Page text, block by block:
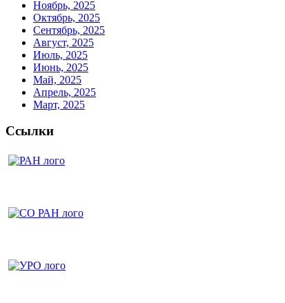
Ноябрь, 2025
Октябрь, 2025
Сентябрь, 2025
Август, 2025
Июль, 2025
Июнь, 2025
Май, 2025
Апрель, 2025
Март, 2025
Ссылки